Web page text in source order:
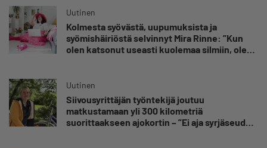
Uutinen
Kolmesta syövästä, uupumuksista ja
syömishäiriöstä selvinnyt Mira Rinne: ”Kun
olen katsonut useasti kuolemaa silmiin, olen
Uutinen
Siivousyrittäjän työntekijä joutuu
matkustamaan yli 300 kilometriä
suorittaakseen ajokortin – ”Ei aja syrjäseudun